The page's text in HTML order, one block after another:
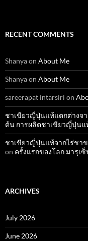
RECENT COMMENTS
Shanyaon About Me
Shanyaon About Me
sareerapat intarsiri on
ชาเขียวญี่ปุ่นแท้แตกต่างจา
ต้น การผลิตชาเขียวญี่ปุ่นแ
ชาเขียวญี่ปุ่นแท้จากไร่ชา
on ครั้งแรกของโลก มารุเ
ARCHIVES
July 2026
June 2026